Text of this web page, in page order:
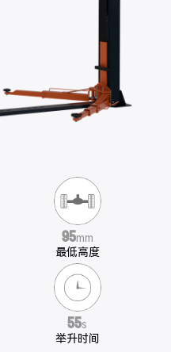
95mm
最低高度
55s
举升时间